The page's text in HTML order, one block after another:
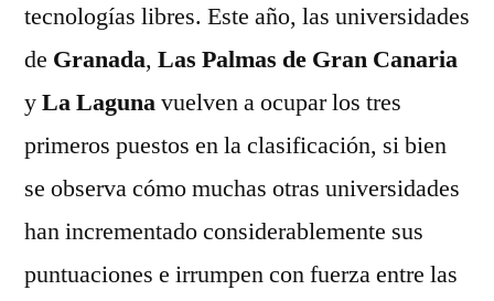
tecnologías libres. Este año, las universidades
de Granada, Las Palmas de Gran Canaria
yLa Lagunavuelven a ocupar los tres
primeros puestos en la clasificación, si bien
se observa cómo muchas otras universidades
han incrementado considerablemente sus
puntuaciones e irrumpen con fuerza entre las